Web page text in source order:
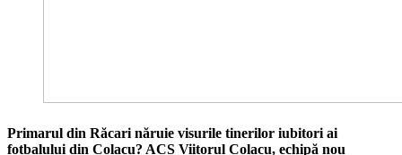
Primarul din Răcari năruie visurile tinerilor iubitori ai
fotbalului din Colacu? ACS Viitorul Colacu, echipă nou